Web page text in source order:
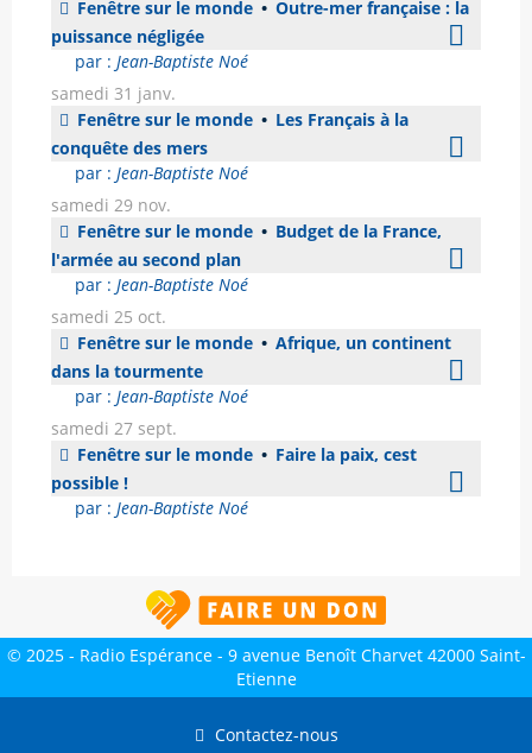
Fenêtre sur le monde • Outre-mer française : la
puissance négligée
par : Jean-Baptiste Noé
samedi 31 janv.
Fenêtre sur le monde • Les Français à la
conquête des mers
par : Jean-Baptiste Noé
samedi 29 nov.
Fenêtre sur le monde • Budget de la France,
l'armée au second plan
par : Jean-Baptiste Noé
samedi 25 oct.
Fenêtre sur le monde • Afrique, un continent
dans la tourmente
par : Jean-Baptiste Noé
samedi 27 sept.
Fenêtre sur le monde • Faire la paix, cest
possible !
par : Jean-Baptiste Noé
© 2025 - Radio Espérance - 9 avenue Benoît Charvet 42000 Saint-
Etienne
Contactez-nous